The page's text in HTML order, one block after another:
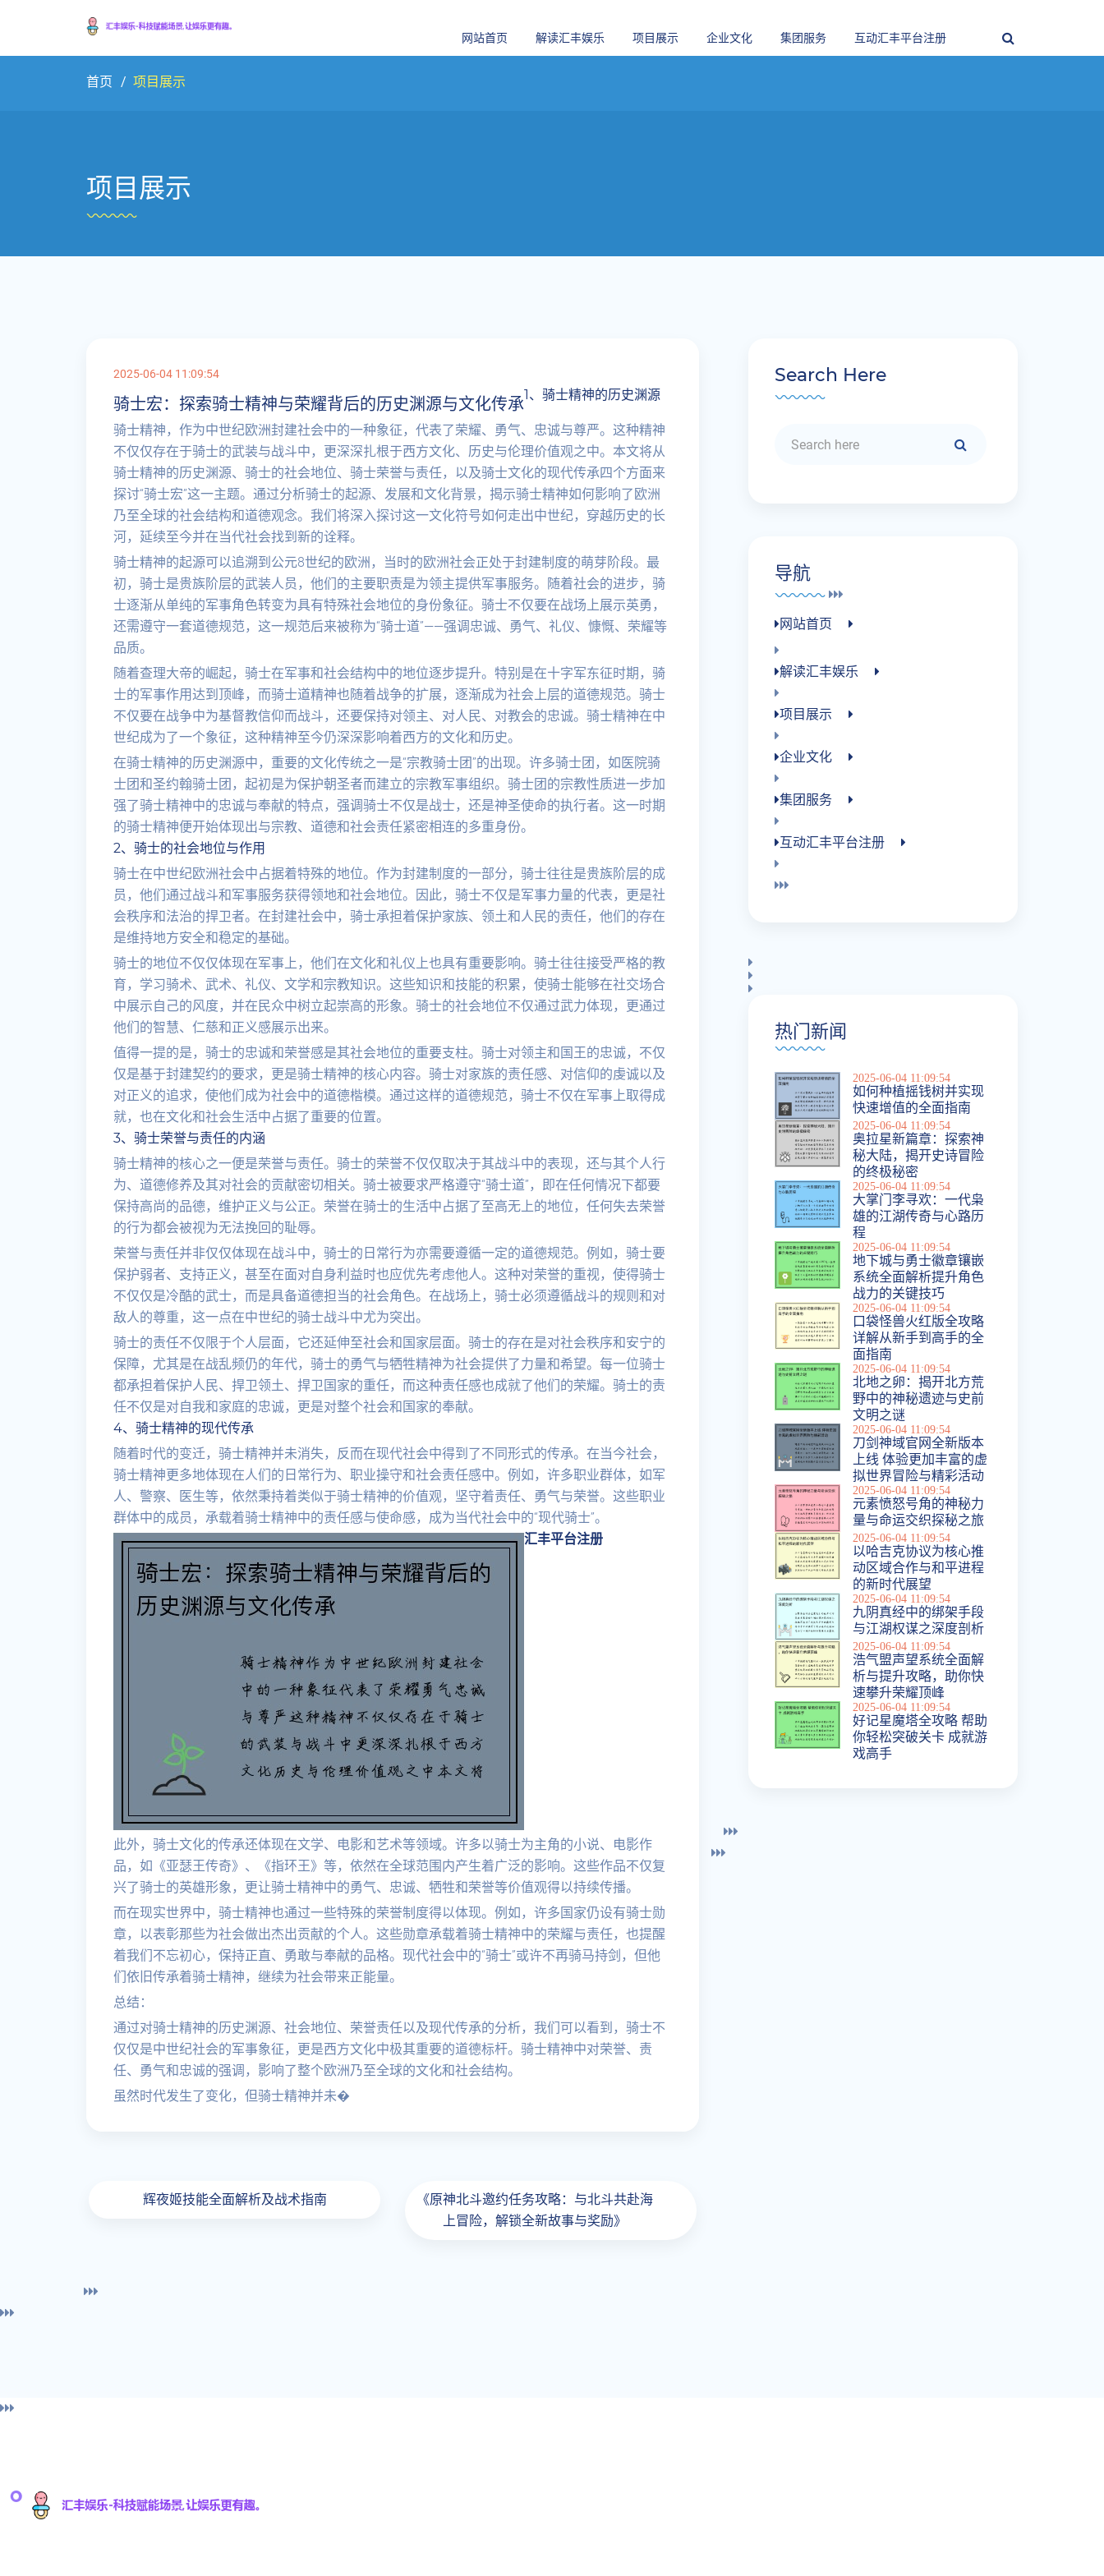
网站首页 解读汇丰娱乐 项目展示 企业文化 集团服务 互动汇丰平台注册
首页 项目展示
项目展示
2025-06-04 11:09:54
骑士宏：探索骑士精神与荣耀背后的历史渊源与文化传承
骑士精神，作为中世纪欧洲封建社会中的一种象征，代表了荣耀、勇气、忠诚与尊严。这种精神
不仅仅存在于骑士的武装与战斗中，更深深扎根于西方文化、历史与伦理价值观之中。本文将从
骑士精神的历史渊源、骑士的社会地位、骑士荣誉与责任，以及骑士文化的现代传承四个方面来
探讨“骑士宏”这一主题。通过分析骑士的起源、发展和文化背景，揭示骑士精神如何影响了欧洲
乃至全球的社会结构和道德观念。我们将深入探讨这一文化符号如何走出中世纪，穿越历史的长
河，延续至今并在当代社会找到新的诠释。
1、骑士精神的历史渊源
骑士精神的起源可以追溯到公元8世纪的欧洲，当时的欧洲社会正处于封建制度的萌芽阶段。最
初，骑士是贵族阶层的武装人员，他们的主要职责是为领主提供军事服务。随着社会的进步，骑
士逐渐从单纯的军事角色转变为具有特殊社会地位的身份象征。骑士不仅要在战场上展示英勇，
还需遵守一套道德规范，这一规范后来被称为“骑士道”——强调忠诚、勇气、礼仪、慷慨、荣耀等
品质。
随着查理大帝的崛起，骑士在军事和社会结构中的地位逐步提升。特别是在十字军东征时期，骑
士的军事作用达到顶峰，而骑士道精神也随着战争的扩展，逐渐成为社会上层的道德规范。骑士
不仅要在战争中为基督教信仰而战斗，还要保持对领主、对人民、对教会的忠诚。骑士精神在中
世纪成为了一个象征，这种精神至今仍深深影响着西方的文化和历史。
在骑士精神的历史渊源中，重要的文化传统之一是“宗教骑士团”的出现。许多骑士团，如医院骑
士团和圣约翰骑士团，起初是为保护朝圣者而建立的宗教军事组织。骑士团的宗教性质进一步加
强了骑士精神中的忠诚与奉献的特点，强调骑士不仅是战士，还是神圣使命的执行者。这一时期
的骑士精神便开始体现出与宗教、道德和社会责任紧密相连的多重身份。
2、骑士的社会地位与作用
骑士在中世纪欧洲社会中占据着特殊的地位。作为封建制度的一部分，骑士往往是贵族阶层的成
员，他们通过战斗和军事服务获得领地和社会地位。因此，骑士不仅是军事力量的代表，更是社
会秩序和法治的捍卫者。在封建社会中，骑士承担着保护家族、领土和人民的责任，他们的存在
是维持地方安全和稳定的基础。
骑士的地位不仅仅体现在军事上，他们在文化和礼仪上也具有重要影响。骑士往往接受严格的教
育，学习骑术、武术、礼仪、文学和宗教知识。这些知识和技能的积累，使骑士能够在社交场合
中展示自己的风度，并在民众中树立起崇高的形象。骑士的社会地位不仅通过武力体现，更通过
他们的智慧、仁慈和正义感展示出来。
值得一提的是，骑士的忠诚和荣誉感是其社会地位的重要支柱。骑士对领主和国王的忠诚，不仅
仅是基于封建契约的要求，更是骑士精神的核心内容。骑士对家族的责任感、对信仰的虔诚以及
对正义的追求，使他们成为社会中的道德楷模。通过这样的道德规范，骑士不仅在军事上取得成
就，也在文化和社会生活中占据了重要的位置。
3、骑士荣誉与责任的内涵
骑士精神的核心之一便是荣誉与责任。骑士的荣誉不仅仅取决于其战斗中的表现，还与其个人行
为、道德修养及其对社会的贡献密切相关。骑士被要求严格遵守“骑士道”，即在任何情况下都要
保持高尚的品德，维护正义与公正。荣誉在骑士的生活中占据了至高无上的地位，任何失去荣誉
的行为都会被视为无法挽回的耻辱。
荣誉与责任并非仅仅体现在战斗中，骑士的日常行为亦需要遵循一定的道德规范。例如，骑士要
保护弱者、支持正义，甚至在面对自身利益时也应优先考虑他人。这种对荣誉的重视，使得骑士
不仅仅是冷酷的武士，而是具备道德担当的社会角色。在战场上，骑士必须遵循战斗的规则和对
敌人的尊重，这一点在中世纪的骑士战斗中尤为突出。
骑士的责任不仅限于个人层面，它还延伸至社会和国家层面。骑士的存在是对社会秩序和安宁的
保障，尤其是在战乱频仍的年代，骑士的勇气与牺牲精神为社会提供了力量和希望。每一位骑士
都承担着保护人民、捍卫领土、捍卫国家的重任，而这种责任感也成就了他们的荣耀。骑士的责
任不仅是对自我和家庭的忠诚，更是对整个社会和国家的奉献。
4、骑士精神的现代传承
随着时代的变迁，骑士精神并未消失，反而在现代社会中得到了不同形式的传承。在当今社会，
骑士精神更多地体现在人们的日常行为、职业操守和社会责任感中。例如，许多职业群体，如军
人、警察、医生等，依然秉持着类似于骑士精神的价值观，坚守着责任、勇气与荣誉。这些职业
群体中的成员，承载着骑士精神中的责任感与使命感，成为当代社会中的“现代骑士”。
此外，骑士文化的传承还体现在文学、电影和艺术等领域。许多以骑士为主角的小说、电影作
品，如《亚瑟王传奇》、《指环王》等，依然在全球范围内产生着广泛的影响。这些作品不仅复
兴了骑士的英雄形象，更让骑士精神中的勇气、忠诚、牺牲和荣誉等价值观得以持续传播。
汇丰平台注册
而在现实世界中，骑士精神也通过一些特殊的荣誉制度得以体现。例如，许多国家仍设有骑士勋
章，以表彰那些为社会做出杰出贡献的个人。这些勋章承载着骑士精神中的荣耀与责任，也提醒
着我们不忘初心，保持正直、勇敢与奉献的品格。现代社会中的“骑士”或许不再骑马持剑，但他
们依旧传承着骑士精神，继续为社会带来正能量。
总结：
通过对骑士精神的历史渊源、社会地位、荣誉责任以及现代传承的分析，我们可以看到，骑士不
仅仅是中世纪社会的军事象征，更是西方文化中极其重要的道德标杆。骑士精神中对荣誉、责
任、勇气和忠诚的强调，影响了整个欧洲乃至全球的文化和社会结构。
虽然时代发生了变化，但骑士精神并未�
辉夜姬技能全面解析及战术指南
《原神北斗邀约任务攻略：与北斗共赴海
上冒险，解锁全新故事与奖励》
Search Here
导航
网站首页
解读汇丰娱乐
项目展示
企业文化
集团服务
互动汇丰平台注册
热门新闻
2025-06-04 11:09:54
如何种植摇钱树并实现
快速增值的全面指南
2025-06-04 11:09:54
奥拉星新篇章：探索神
秘大陆，揭开史诗冒险
的终极秘密
2025-06-04 11:09:54
大掌门李寻欢：一代枭
雄的江湖传奇与心路历
程
2025-06-04 11:09:54
地下城与勇士徽章镶嵌
系统全面解析提升角色
战力的关键技巧
2025-06-04 11:09:54
口袋怪兽火红版全攻略
详解从新手到高手的全
面指南
2025-06-04 11:09:54
北地之卵：揭开北方荒
野中的神秘遗迹与史前
文明之谜
2025-06-04 11:09:54
刀剑神域官网全新版本
上线 体验更加丰富的虚
拟世界冒险与精彩活动
2025-06-04 11:09:54
元素愤怒号角的神秘力
量与命运交织探秘之旅
2025-06-04 11:09:54
以哈吉克协议为核心推
动区域合作与和平进程
的新时代展望
2025-06-04 11:09:54
九阴真经中的绑架手段
与江湖权谋之深度剖析
2025-06-04 11:09:54
浩气盟声望系统全面解
析与提升攻略，助你快
速攀升荣耀顶峰
2025-06-04 11:09:54
好记星魔塔全攻略 帮助
你轻松突破关卡 成就游
戏高手